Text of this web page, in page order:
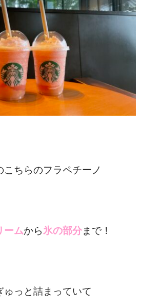
こちらのフラペチーノ
ームから氷の部分まで！
ゅっと詰まっていて